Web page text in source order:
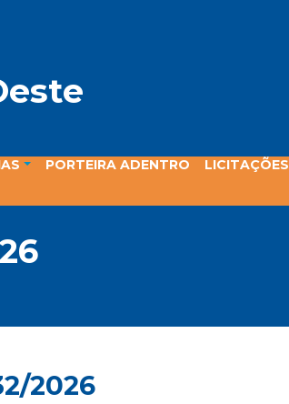
PORTEIRA ADENTRO LICITAÇÕES
2026